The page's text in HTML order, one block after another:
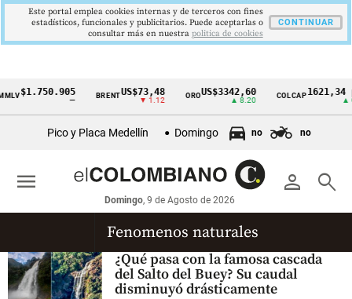
Cintillo
económicos
Colombia
$1.750.905 BRENTUS$73,48
▼ 1.12
OROUS$3342,60
▲ 8.20
COLCAP1621,34
▲
Pico y Placa Medellín Domingo no no
person search
Domingo, 9 de Agosto de 2026
menu
Fenomenos naturales
¿Qué pasa con la famosa cascada
del Salto del Buey? Su caudal
disminuyó drásticamente
Este portal emplea cookies internas y de terceros con fines
estadísticos, funcionales y publicitarios. Puede aceptarlas o
consultar más en nuestra politica de cookies
CONTINUAR